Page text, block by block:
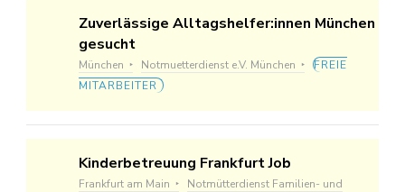
Zuverlässige Alltagshelfer:innen München
gesucht
München Notmuetterdienst e.V. München
FREIE
MITARBEITER
Kinderbetreuung Frankfurt Job
Frankfurt am Main
Notmütterdienst Familien- und